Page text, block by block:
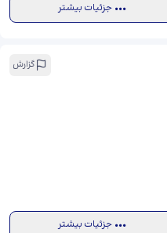
جزئیات بیشتر
گزارش
جزئیات بیشتر